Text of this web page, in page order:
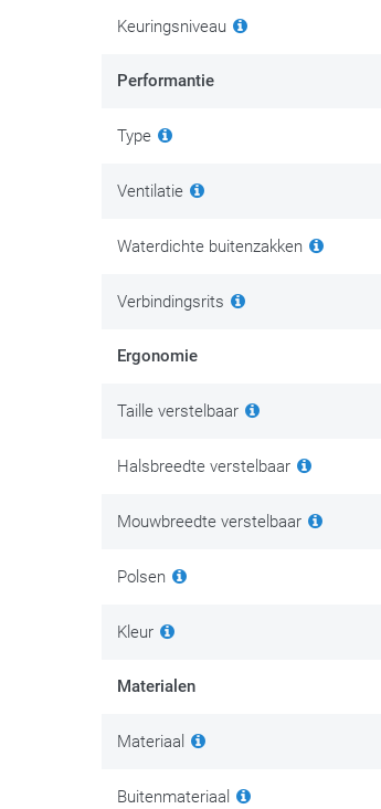
Keuringsniveau
Performantie
Type
Ventilatie
Waterdichte buitenzakken
Verbindingsrits
Ergonomie
Taille verstelbaar
Halsbreedte verstelbaar
Mouwbreedte verstelbaar
Polsen
Kleur
Materialen
Materiaal
Buitenmateriaal